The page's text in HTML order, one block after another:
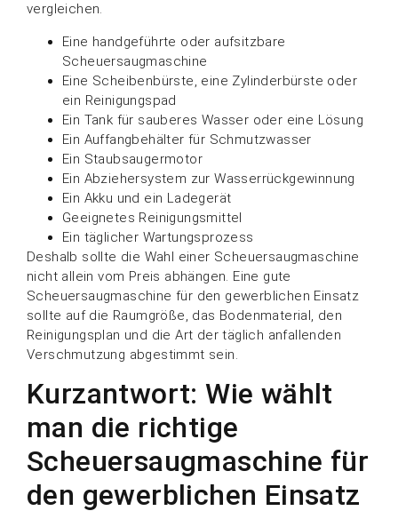
vergleichen.
Eine handgeführte oder aufsitzbare
Scheuersaugmaschine
Eine Scheibenbürste, eine Zylinderbürste oder
ein Reinigungspad
Ein Tank für sauberes Wasser oder eine Lösung
Ein Auffangbehälter für Schmutzwasser
Ein Staubsaugermotor
Ein Abziehersystem zur Wasserrückgewinnung
Ein Akku und ein Ladegerät
Geeignetes Reinigungsmittel
Ein täglicher Wartungsprozess
Deshalb sollte die Wahl einer Scheuersaugmaschine
nicht allein vom Preis abhängen. Eine gute
Scheuersaugmaschine für den gewerblichen Einsatz
sollte auf die Raumgröße, das Bodenmaterial, den
Reinigungsplan und die Art der täglich anfallenden
Verschmutzung abgestimmt sein.
Kurzantwort: Wie wählt
man die richtige
Scheuersaugmaschine für
den gewerblichen Einsatz